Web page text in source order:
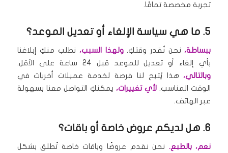
تجربة مخصصة تمامًا.
5. ما هي سياسة الإلغاء أو تعديل الموعد؟
ببساطة، نحن نُقدر وقتكِ.ولهذا السبب، نطلب منكِ إبلاغنا
بأي إلغاء أو تعديل للموعد قبل 24 ساعة على الأقل.
وبالتالي، هذا يُتيح لنا فرصة لخدمة عميلات أخريات في
الوقت المناسب. لأي تغييرات، يمكنكِ التواصل معنا بسهولة
عبر الهاتف.
6. هل لديكم عروض خاصة أو باقات؟
نعم، بالطبع. نحن نقدم عروضًا وباقات خاصة تُطلق بشكل